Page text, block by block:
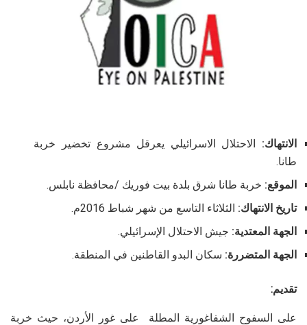
الانتهاك: الاحتلال الاسرائيلي يعرقل مشروع تخضير خربة
طانا.
الموقع: خربة طانا شرق بلدة بيت فوريك /محافظة نابلس.
تاريخ الانتهاك: الثلاثاء التاسع من شهر شباط 2016م.
الجهة المعتدية: جيش الاحتلال الإسرائيلي.
الجهة المتضررة: سكان البدو القاطنين في المنطقة.
تقديم:
على السفوح الشفاغورية المطلة على غور الأردن، حيث خربة